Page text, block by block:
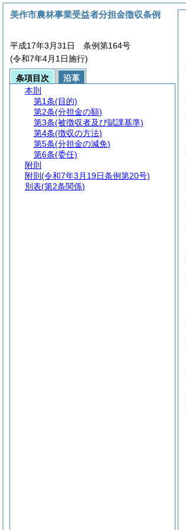
美作市農林事業受益者分担金徴収条例
平成17年3月31日 条例第164号
(令和7年4月1日施行)
条項目次
沿革
本則
第1条(目的)
第2条(分担金の額)
第3条(被徴収者及び賦課基準)
第4条(徴収の方法)
第5条(分担金の減免)
第6条(委任)
附則
附則 (令和7年3月19日条例第20号)
別表(第2条関係)